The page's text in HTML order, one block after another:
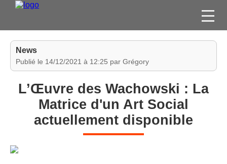
FILMS
JEUX VIDÉO
CONCOURS
News
Publié le 14/12/2021 à 12:25 par Grégory
L’Œuvre des Wachowski : La
Matrice d'un Art Social
actuellement disponible